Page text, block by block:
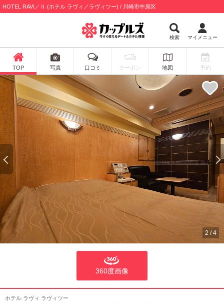
HOTEL RAVI／Ⅱ (ホテル ラヴィ／ラヴィツー) / 川崎市中原区
検索 マイメニュー
TOP 写真 口コミ クーポン 地図 予約
2 /4
360度画像
ホテル ラヴィ ラヴィツー